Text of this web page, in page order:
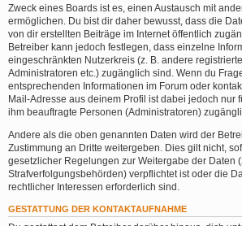
Zweck eines Boards ist es, einen Austausch mit
ermöglichen. Du bist dir daher bewusst, dass die
von dir erstellten Beiträge im Internet öffentlich
Betreiber kann jedoch festlegen, dass einzelne
eingeschränkten Nutzerkreis (z. B. andere
Administratoren etc.) zugänglich sind. Wenn du
entsprechenden Informationen im Forum oder
Mail-Adresse aus deinem Profil ist dabei jedoch nur
ihm beauftragte Personen (Administratoren)
Andere als die oben genannten Daten wird der
Zustimmung an Dritte weitergeben. Dies gilt nicht,
gesetzlicher Regelungen zur Weitergabe der Daten
Strafverfolgungsbehörden) verpflichtet ist oder die
rechtlicher Interessen erforderlich sind.
GESTATTUNG DER KONTAKTAUFNAHME